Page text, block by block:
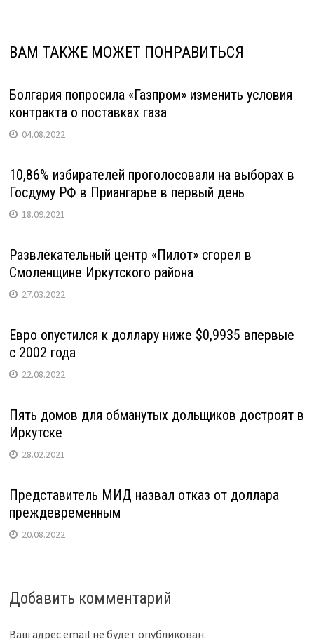
ВАМ ТАКЖЕ МОЖЕТ ПОНРАВИТЬСЯ
Болгария попросила «Газпром» изменить условия
контракта о поставках газа
04.08.2022
10,86% избирателей проголосовали на выборах в
Госдуму РФ в Приангарье в первый день
18.09.2021
Развлекательный центр «Пилот» сгорел в
Смоленщине Иркутского района
27.03.2022
Евро опустился к доллару ниже $0,9935 впервые
с 2002 года
22.08.2022
Пять домов для обманутых дольщиков достроят в
Иркутске
28.02.2021
Представитель МИД назвал отказ от доллара
преждевременным
20.08.2022
Добавить комментарий
Ваш адрес email не будет опубликован.